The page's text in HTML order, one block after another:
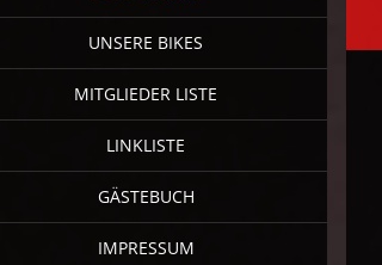
UNSERE BIKES
MITGLIEDER LISTE
LINKLISTE
GÄSTEBUCH
IMPRESSUM